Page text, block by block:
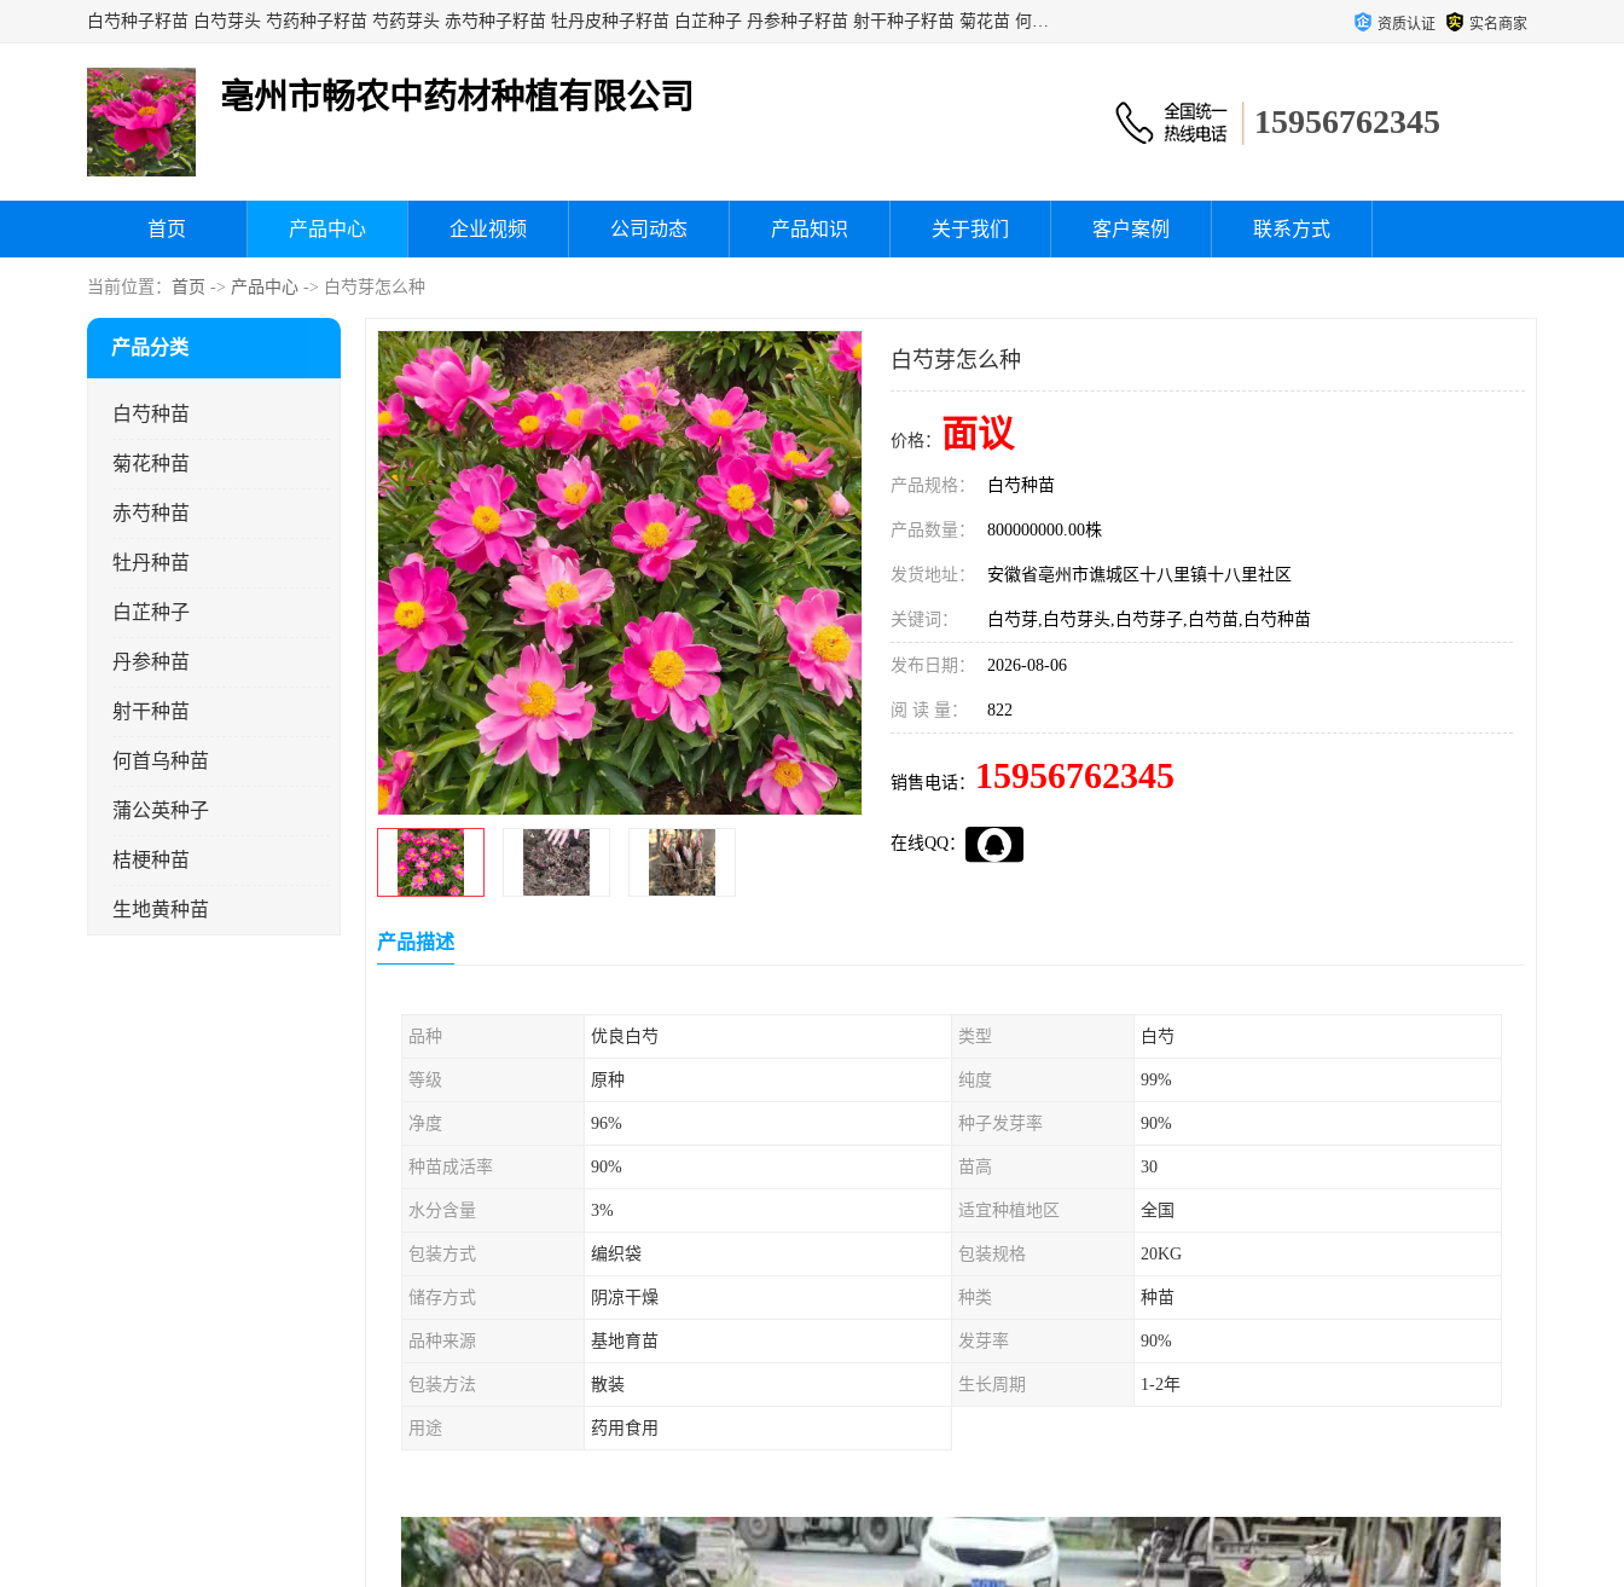
白芍种子籽苗 白芍芽头 芍药种子籽苗 芍药芽头 赤芍种子籽苗 牡丹皮种子籽苗 白芷种子 丹参种子籽苗 射干种子籽苗 菊花苗 何乌苗 蒲公英种子 桔梗种子籽苗 生地黄芽苗 玄参芽苗 元参芽苗 黑参芽苗 紫苑芽 紫菀苗 板蓝根种子 板兰根籽 大青叶种子 大青根种苗 防风种子 夏枯草种子 夏枯球籽 知母种子籽苗 白术种子 白术籽苗 薄荷种子籽苗 红花种子籽油 资质认证 实名商家
亳州市畅农中药材种植有限公司
15956762345
首页 产品中心 企业视频 公司动态 产品知识 关于我们 客户案例 联系方式
当前位置： 首页 -> 产品中心 -> 白芍芽怎么种
产品分类
白芍种苗
菊花种苗
赤芍种苗
牡丹种苗
白芷种子
丹参种苗
射干种苗
何首乌种苗
蒲公英种子
桔梗种苗
生地黄种苗
白芍芽怎么种
价格： 面议
产品规格： 白芍种苗
产品数量： 800000000.00株
发货地址： 安徽省亳州市谯城区十八里镇十八里社区
关键词： 白芍芽,白芍芽头,白芍芽子,白芍苗,白芍种苗
发布日期： 2026-08-06
阅 读 量： 822
销售电话： 15956762345
在线QQ：
产品描述
品种 优良白芍 类型 白芍
等级 原种 纯度 99%
净度 96% 种子发芽率 90%
种苗成活率 90% 苗高 30
水分含量 3% 适宜种植地区 全国
包装方式 编织袋 包装规格 20KG
储存方式 阴凉干燥 种类 种苗
品种来源 基地育苗 发芽率 90%
包装方法 散装 生长周期 1-2年
用途 药用食用